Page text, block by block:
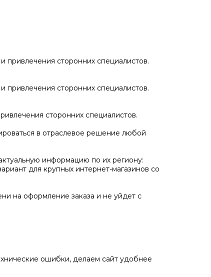
привлечения сторонних специалистов.
привлечения сторонних специалистов.
сторонних специалистов.
в отраслевое решение любой
информацию по их региону:
для крупных интернет-магазинов со
на оформление заказа и не уйдет с
ошибки, делаем сайт удобнее